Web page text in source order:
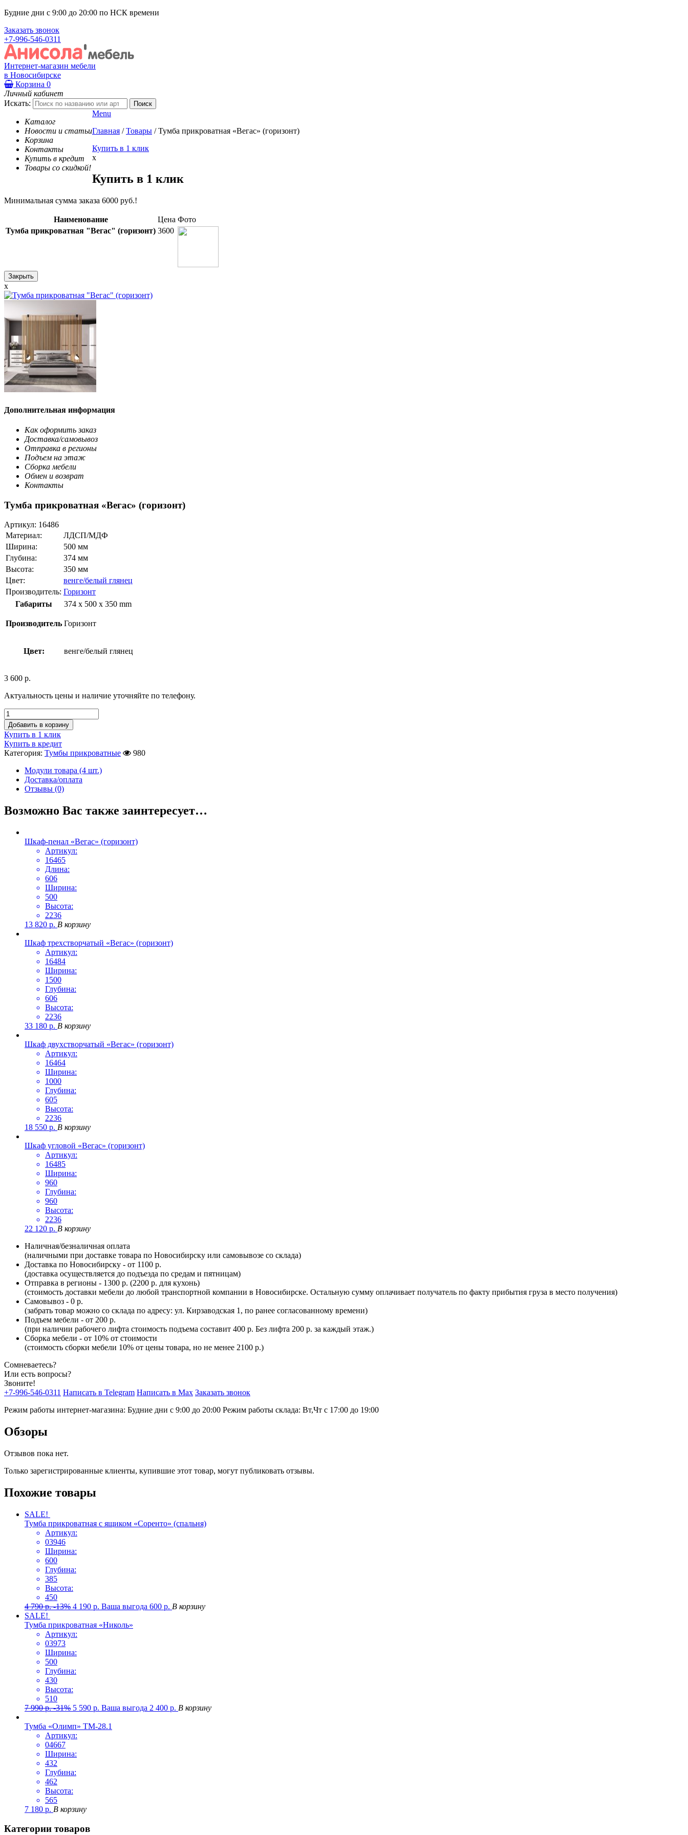
Будние дни с 9:00 до 20:00 по НСК времени
Заказать звонок
+7-996-546-0311
Интернет-магазин мебели
в Новосибирске
Корзина 0
Личный кабинет
Искать:
Каталог
Новости и статьи
Корзина
Контакты
Купить в кредит
Товары со скидкой!
Menu
Главная / Товары / Тумба прикроватная «Вегас» (горизонт)
Купить в 1 клик
x
Купить в 1 клик
Минимальная сумма заказа 6000 руб.!
Наименование Цена Фото
Тумба прикроватная "Вегас" (горизонт) 3600
Закрыть
x
Дополнительная информация
Как оформить заказ
Доставка/самовывоз
Отправка в регионы
Подъем на этаж
Сборка мебели
Обмен и возврат
Контакты
Тумба прикроватная «Вегас» (горизонт)
Артикул: 16486
Материал:
ЛДСП/МДФ
Ширина:
500 мм
Глубина:
374 мм
Высота:
350 мм
Цвет:
венге/белый глянец
Производитель: Горизонт
Габариты
374 x 500 x 350 mm
Производитель Горизонт
Цвет: венге/белый глянец
3 600 р.
Актуальность цены и наличие уточняйте по телефону.
Добавить в корзину
Купить в 1 клик
Купить в кредит
Категория: Тумбы прикроватные
980
Модули товара (4 шт.)
Доставка/оплата
Отзывы (0)
Возможно Вас также заинтересует…
Шкаф-пенал «Вегас» (горизонт)
Артикул:
16465
Длина:
606
Ширина:
500
Высота:
2236
13 820 р. В корзину
Шкаф трехстворчатый «Вегас» (горизонт)
Артикул:
16484
Ширина:
1500
Глубина:
606
Высота:
2236
33 180 р. В корзину
Шкаф двухстворчатый «Вегас» (горизонт)
Артикул:
16464
Ширина:
1000
Глубина:
605
Высота:
2236
18 550 р. В корзину
Шкаф угловой «Вегас» (горизонт)
Артикул:
16485
Ширина:
960
Глубина:
960
Высота:
2236
22 120 р. В корзину
Наличная/безналичная оплата
(наличными при доставке товара по Новосибирску или самовывозе со склада)
Доставка по Новосибирску - от 1100 р.
(доставка осуществляется до подъезда по средам и пятницам)
Отправка в регионы - 1300 р. (2200 р. для кухонь)
(стоимость доставки мебели до любой транспортной компании в Новосибирске. Остальную сумму оплачивает получатель по факту прибытия груза в место получения)
Самовывоз - 0 р.
(забрать товар можно со склада по адресу: ул. Кирзаводская 1, по ранее согласованному времени)
Подъем мебели - от 200 р.
(при наличии рабочего лифта стоимость подъема составит 400 р. Без лифта 200 р. за каждый этаж.)
Сборка мебели - от 10% от стоимости
(стоимость сборки мебели 10% от цены товара, но не менее 2100 р.)
Сомневаетесь?
Или есть вопросы?
Звоните!
+7-996-546-0311 Написать в Telegram Написать в Max Заказать звонок
Режим работы интернет-магазина: Будние дни с 9:00 до 20:00 Режим работы склада: Вт,Чт с 17:00 до 19:00
Обзоры
Отзывов пока нет.
Только зарегистрированные клиенты, купившие этот товар, могут публиковать отзывы.
Похожие товары
SALE!
Тумба прикроватная с ящиком «Соренто» (спальня)
Артикул:
03946
Ширина:
600
Глубина:
385
Высота:
450
4 790р. -13% 4 190 р. Ваша выгода 600 р. В корзину
SALE!
Тумба прикроватная «Николь»
Артикул:
03973
Ширина:
500
Глубина:
430
Высота:
510
7 990р. -31% 5 590 р. Ваша выгода 2 400 р. В корзину
Тумба «Олимп» ТМ-28.1
Артикул:
04667
Ширина:
432
Глубина:
462
Высота:
565
7 180 р. В корзину
Категории товаров